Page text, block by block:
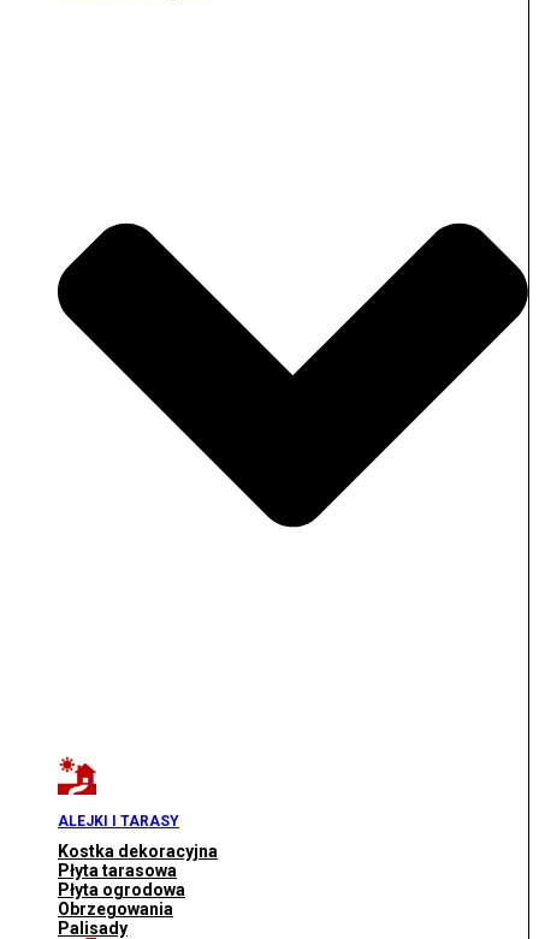
ALEJKI I TARASY
Kostka dekoracyjna
Płyta tarasowa
Płyta ogrodowa
Obrzegowania
Palisady